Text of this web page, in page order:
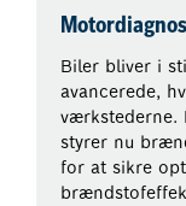
Biler bliver i
avancerede,
værkstederne.
styrer nu
for at sikre